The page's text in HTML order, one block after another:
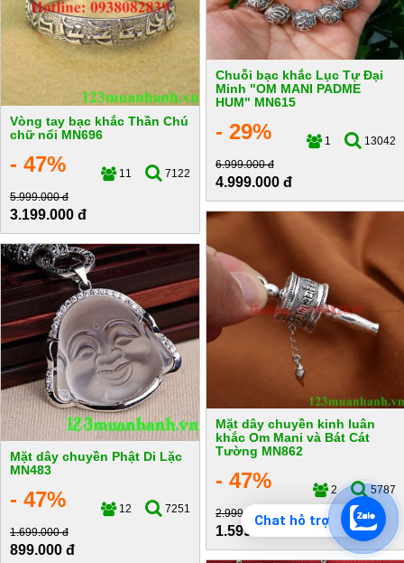
Chuỗi bạc khắc Lục Tự Đại
Minh "OM MANI PADME
HUM" MN615
- 29% 1
13042
6.999.000 đ
4.999.000 đ
Vòng tay bạc khắc Thần Chú
chữ nổi MN696
- 47% 11
7122
5.999.000 đ
3.199.000 đ
Mặt dây chuyền kinh luân
khắc Om Mani và Bát Cát
Tường MN862
- 47% 2
5787
2.999.000 đ
1.599.000 đ
Mặt dây chuyền Phật Di Lặc
MN483
- 47% 12
7251
1.699.000 đ
899.000 đ
Chat hỗ trợ